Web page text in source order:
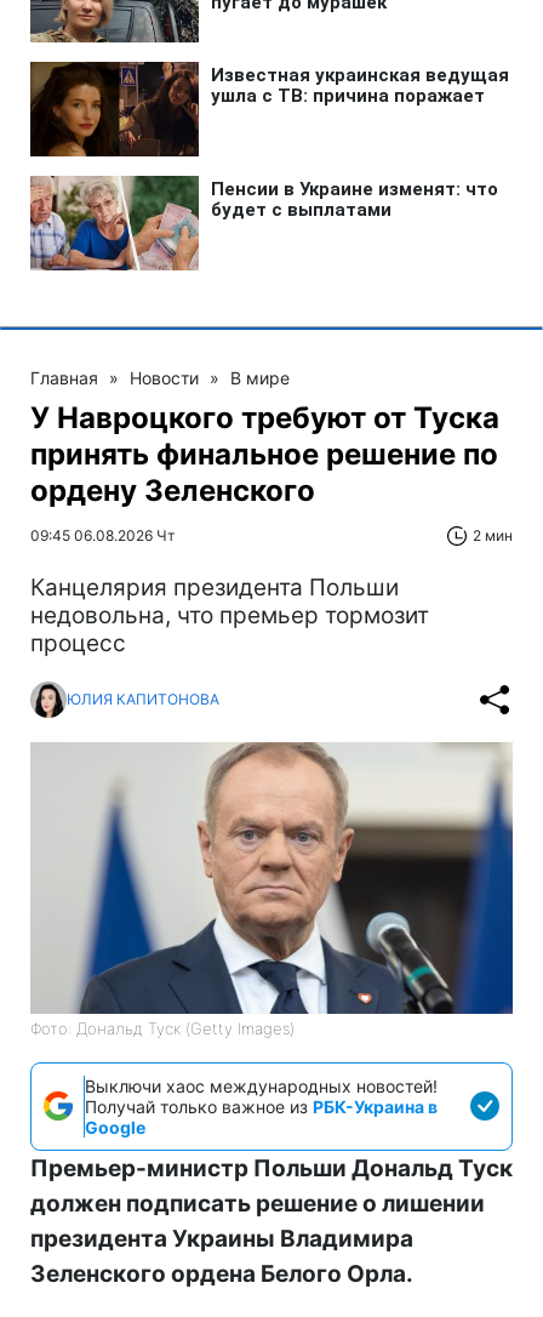
Главная » Новости » В мире
У Навроцкого требуют от Туска
принять финальное решение по
ордену Зеленского
09:45 06.08.2026 Чт 2 мин
Канцелярия президента Польши
недовольна, что премьер тормозит
процесс
ЮЛИЯ КАПИТОНОВА
Фото: Дональд Туск (Getty Images)
Выключи хаос международных новостей!
Получай только важное из РБК-Украина в
Google
Премьер-министр Польши Дональд Туск
должен подписать решение о лишении
президента Украины Владимира
Зеленского ордена Белого Орла.